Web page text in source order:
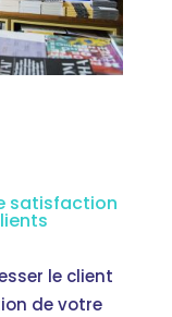
satisfaction
le client
de votre